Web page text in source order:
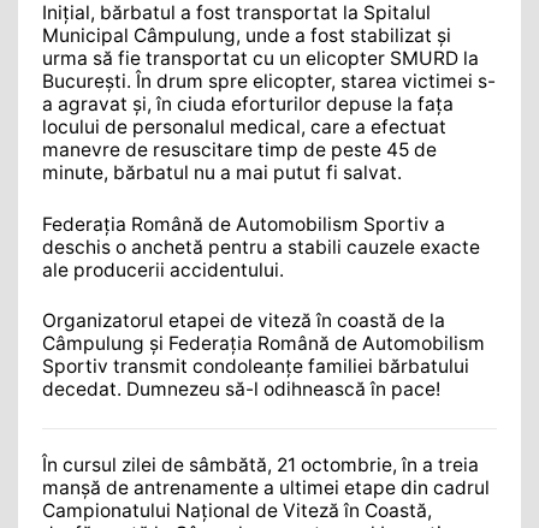
Iniţial, bărbatul a fost transportat la Spitalul
Municipal Câmpulung, unde a fost stabilizat şi
urma să fie transportat cu un elicopter SMURD la
Bucureşti. În drum spre elicopter, starea victimei s-
a agravat şi, în ciuda eforturilor depuse la faţa
locului de personalul medical, care a efectuat
manevre de resuscitare timp de peste 45 de
minute, bărbatul nu a mai putut fi salvat.
Federaţia Română de Automobilism Sportiv a
deschis o anchetă pentru a stabili cauzele exacte
ale producerii accidentului.
Organizatorul etapei de viteză în coastă de la
Câmpulung şi Federaţia Română de Automobilism
Sportiv transmit condoleanţe familiei bărbatului
decedat. Dumnezeu să-l odihnească în pace!
În cursul zilei de sâmbătă, 21 octombrie, în a treia
manșă de antrenamente a ultimei etape din cadrul
Campionatului Național de Viteză în Coastă,